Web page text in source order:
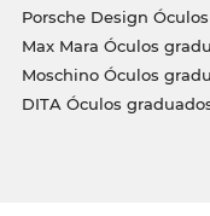
Porsche Design
Max Mara Óculos
Moschino Óculos
DITA Óculos